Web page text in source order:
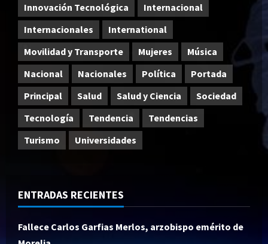
Innovación Tecnológica
Internacional
Internacionales
International
Movilidad y Transporte
Mujeres
Música
Nacional
Nacionales Política
Portada
Principal
Salud Salud y Ciencia
Sociedad
Tecnología
Tendencia
Tendencias
Turismo
Universidades
ENTRADAS RECIENTES
Fallece Carlos Garfias Merlos, arzobispo emérito de